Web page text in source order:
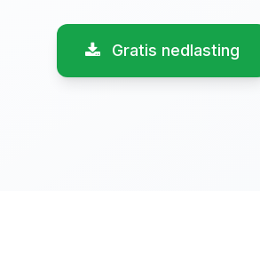
Gratis nedlasting